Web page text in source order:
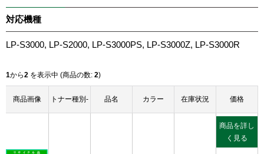
対応機種
LP-S3000, LP-S2000, LP-S3000PS, LP-S3000Z, LP-S3000R
1から2 を表示中 (商品の数: 2)
商品画像 トナー種別- 品名 カラー 在庫状況 価格
商品を詳し
く見る